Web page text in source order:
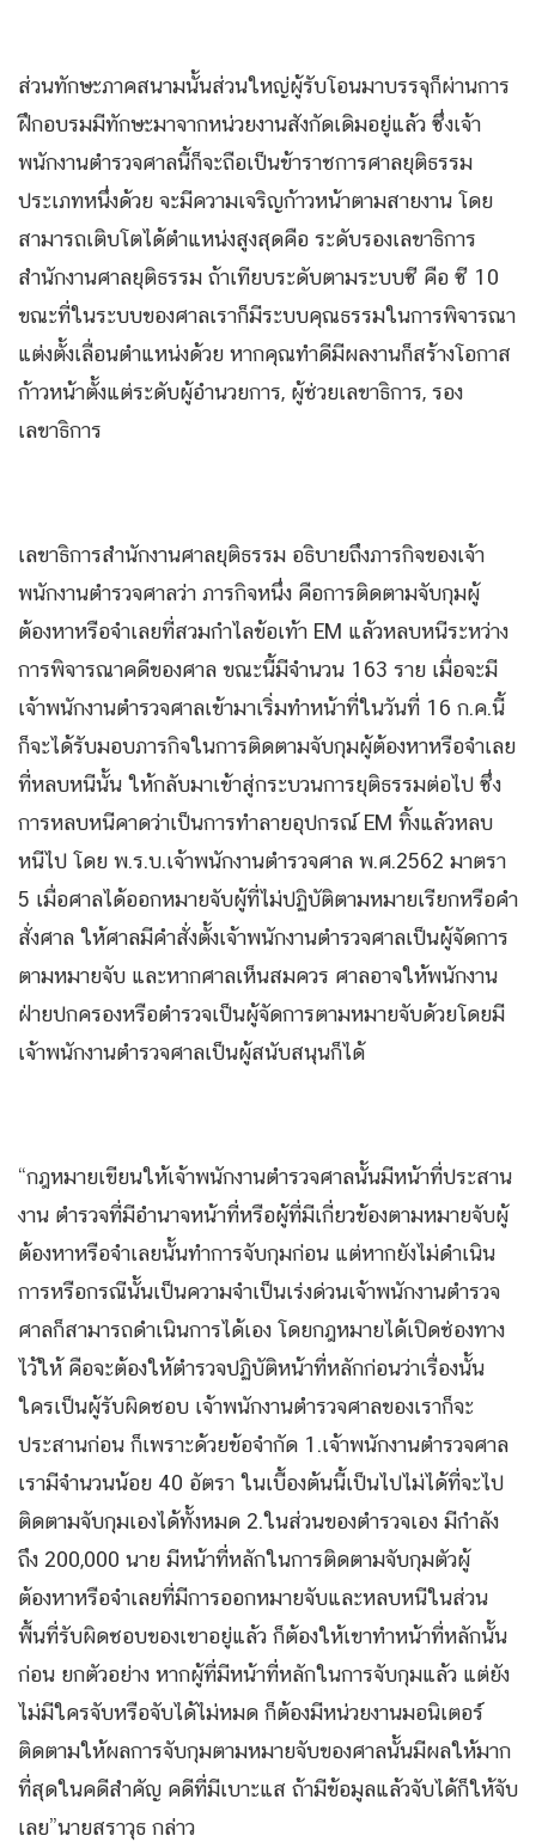
ส่วนทักษะภาคสนามนั้นส่วนใหญ่ผู้รับโอนมาบรรจุก็ผ่านการ
ฝึกอบรมมีทักษะมาจากหน่วยงานสังกัดเดิมอยู่แล้ว ซึ่งเจ้า
พนักงานตำรวจศาลนี้ก็จะถือเป็นข้าราชการศาลยุติธรรม
ประเภทหนึ่งด้วย จะมีความเจริญก้าวหน้าตามสายงาน โดย
สามารถเติบโตได้ตำแหน่งสูงสุดคือ ระดับรองเลขาธิการ
สำนักงานศาลยุติธรรม ถ้าเทียบระดับตามระบบซี คือ ซี 10
ขณะที่ในระบบของศาลเราก็มีระบบคุณธรรมในการพิจารณา
แต่งตั้งเลื่อนตำแหน่งด้วย หากคุณทำดีมีผลงานก็สร้างโอกาส
ก้าวหน้าตั้งแต่ระดับผู้อำนวยการ, ผู้ช่วยเลขาธิการ, รอง
เลขาธิการ
เลขาธิการสำนักงานศาลยุติธรรม อธิบายถึงภารกิจของเจ้า
พนักงานตำรวจศาลว่า ภารกิจหนึ่ง คือการติดตามจับกุมผู้
ต้องหาหรือจำเลยที่สวมกำไลข้อเท้า EM แล้วหลบหนีระหว่าง
การพิจารณาคดีของศาล ขณะนี้มีจำนวน 163 ราย เมื่อจะมี
เจ้าพนักงานตำรวจศาลเข้ามาเริ่มทำหน้าที่ในวันที่ 16 ก.ค.นี้
ก็จะได้รับมอบภารกิจในการติดตามจับกุมผู้ต้องหาหรือจำเลย
ที่หลบหนีนั้น ให้กลับมาเข้าสู่กระบวนการยุติธรรมต่อไป ซึ่ง
การหลบหนีคาดว่าเป็นการทําลายอุปกรณ์ EM ทิ้งแล้วหลบ
หนีไป โดย พ.ร.บ.เจ้าพนักงานตำรวจศาล พ.ศ.2562 มาตรา
5 เมื่อศาลได้ออกหมายจับผู้ที่ไม่ปฏิบัติตามหมายเรียกหรือคำ
สั่งศาล ให้ศาลมีคำสั่งตั้งเจ้าพนักงานตำรวจศาลเป็นผู้จัดการ
ตามหมายจับ และหากศาลเห็นสมควร ศาลอาจให้พนักงาน
ฝ่ายปกครองหรือตำรวจเป็นผู้จัดการตามหมายจับด้วยโดยมี
เจ้าพนักงานตำรวจศาลเป็นผู้สนับสนุนก็ได้
“กฎหมายเขียนให้เจ้าพนักงานตำรวจศาลนั้นมีหน้าที่ประสาน
งาน ตำรวจที่มีอำนาจหน้าที่หรือผู้ที่มีเกี่ยวข้องตามหมายจับผู้
ต้องหาหรือจำเลยนั้นทำการจับกุมก่อน แต่หากยังไม่ดำเนิน
การหรือกรณีนั้นเป็นความจำเป็นเร่งด่วนเจ้าพนักงานตำรวจ
ศาลก็สามารถดำเนินการได้เอง โดยกฎหมายได้เปิดช่องทาง
ไว้ให้ คือจะต้องให้ตำรวจปฏิบัติหน้าที่หลักก่อนว่าเรื่องนั้น
ใครเป็นผู้รับผิดชอบ เจ้าพนักงานตำรวจศาลของเราก็จะ
ประสานก่อน ก็เพราะด้วยข้อจำกัด 1.เจ้าพนักงานตำรวจศาล
เรามีจำนวนน้อย 40 อัตรา ในเบื้องต้นนี้เป็นไปไม่ได้ที่จะไป
ติดตามจับกุมเองได้ทั้งหมด 2.ในส่วนของตำรวจเอง มีกำลัง
ถึง 200,000 นาย มีหน้าที่หลักในการติดตามจับกุมตัวผู้
ต้องหาหรือจำเลยที่มีการออกหมายจับและหลบหนีในส่วน
พื้นที่รับผิดชอบของเขาอยู่แล้ว ก็ต้องให้เขาทำหน้าที่หลักนั้น
ก่อน ยกตัวอย่าง หากผู้ที่มีหน้าที่หลักในการจับกุมแล้ว แต่ยัง
ไม่มีใครจับหรือจับได้ไม่หมด ก็ต้องมีหน่วยงานมอนิเตอร์
ติดตามให้ผลการจับกุมตามหมายจับของศาลนั้นมีผลให้มาก
ที่สุดในคดีสำคัญ คดีที่มีเบาะแส ถ้ามีข้อมูลแล้วจับได้ก็ให้จับ
เลย”นายสราวุธ กล่าว